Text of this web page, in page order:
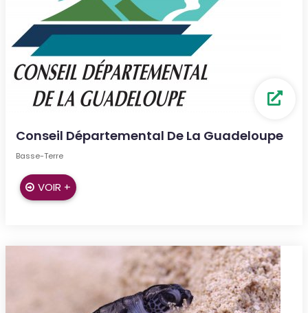
Conseil Départemental De La Guadeloupe
Basse-Terre
VOIR +